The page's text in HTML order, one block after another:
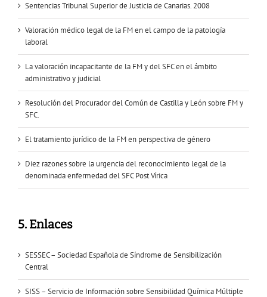
Sentencias Tribunal Superior de Justicia de Canarias. 2008
Valoración médico legal de la FM en el campo de la patología
laboral
La valoración incapacitante de la FM y del SFC en el ámbito
administrativo y judicial
Resolución del Procurador del Común de Castilla y León sobre FM y
SFC.
El tratamiento jurídico de la FM en perspectiva de género
Diez razones sobre la urgencia del reconocimiento legal de la
denominada enfermedad del SFC Post Vírica
5. Enlaces
SESSEC – Sociedad Española de Síndrome de Sensibilización
Central
SISS – Servicio de Información sobre Sensibilidad Química Múltiple